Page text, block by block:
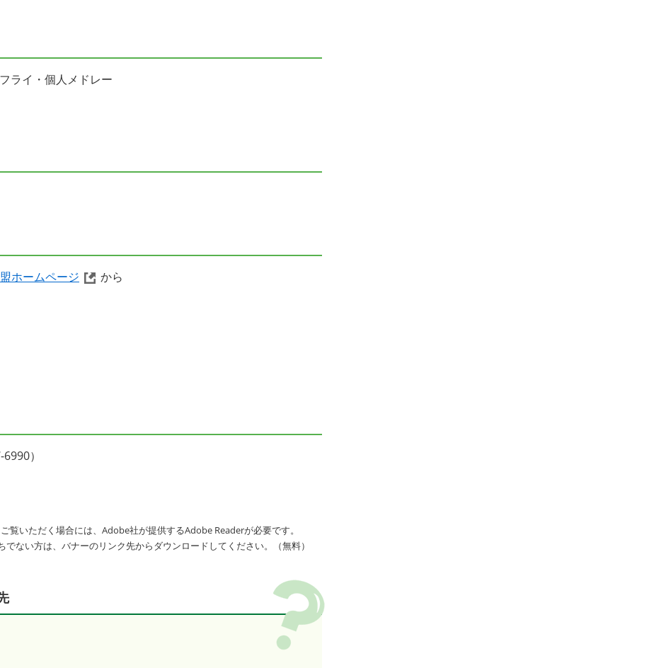
ライ・個人メドレー
ホームページ から
）
覧いただく場合には、Adobe社が提供するAdobe Readerが必要です。
でない方は、バナーのリンク先からダウンロードしてください。（無料）